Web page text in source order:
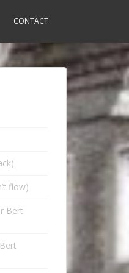
CONTACT
flow)
Bert